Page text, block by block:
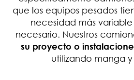
que los equipos pesados
necesidad más
necesario. Nuestros
su proyecto o
utilizando manga y